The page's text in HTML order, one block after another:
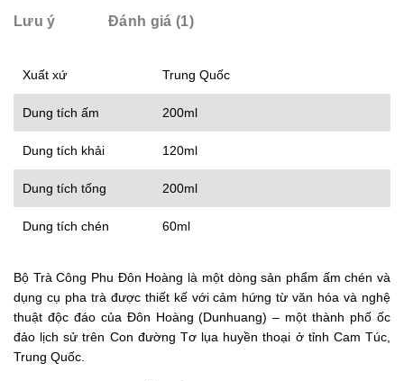
Lưu ý Đánh giá (1)
Xuất xứ Trung Quốc
Dung tích ấm 200ml
Dung tích khải 120ml
Dung tích tống 200ml
Dung tích chén 60ml
Bộ Trà Công Phu Đôn Hoàng là một dòng sản phẩm ấm chén và
dụng cụ pha trà được thiết kế với cảm hứng từ văn hóa và nghệ
thuật độc đáo của Đôn Hoàng (Dunhuang) – một thành phố ốc
đảo lịch sử trên Con đường Tơ lụa huyền thoại ở tỉnh Cam Túc,
Trung Quốc.